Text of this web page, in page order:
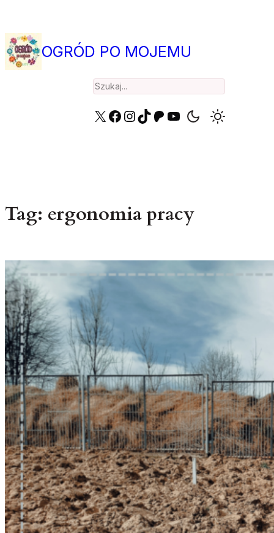
treści
OGRÓD PO MOJEMU
Search
X Facebook
Instagram
TikTok
Patreon
YouTube
Tag: ergonomia pracy